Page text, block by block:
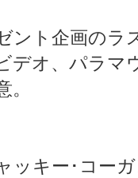
ント企画のラ
デオ、パラマ
ッキー･コー